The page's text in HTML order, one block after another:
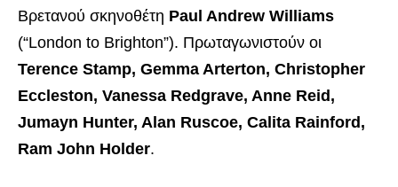
Βρετανού σκηνοθέτη Paul Andrew Williams
(“London to Brighton”). Πρωταγωνιστούν οι
Terence Stamp, Gemma Arterton, Christopher
Eccleston, Vanessa Redgrave, Anne Reid,
Jumayn Hunter, Alan Ruscoe, Calita Rainford,
Ram John Holder.